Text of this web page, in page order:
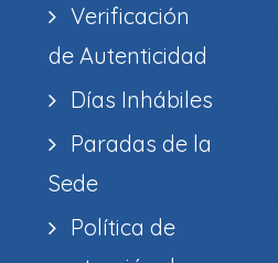
Verificación
de Autenticidad
Días Inhábiles
Paradas de la
Sede
Política de